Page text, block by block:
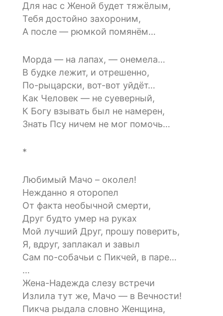
Для нас с Женой будет тяжёлым,
Тебя достойно захороним,
А после — рюмкой помянём…
Морда — на лапах, — онемела…
В будке лежит, и отрешенно,
По-рыцарски, вот-вот уйдёт…
Как Человек — не суеверный,
К Богу взывать был не намерен,
Знать Псу ничем не мог помочь…
*
Любимый Мачо – околел!
Нежданно я оторопел
От факта необычной смерти,
Друг будто умер на руках
Мой лучший Друг, прошу поверить,
Я, вдруг, заплакал и завыл
Сам по-собачьи с Пикчей, в паре…
…
Жена-Надежда слезу встречи
Излила тут же, Мачо — в Вечности!
Пикча рыдала словно Женщина,